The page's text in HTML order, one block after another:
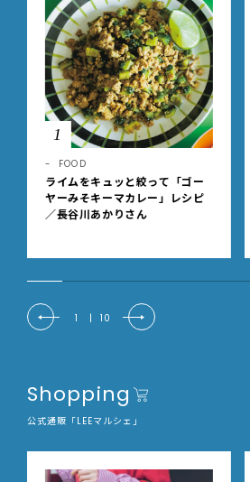
1
FOOD
ライムをキュッと絞って「ゴー
ヤーみそキーマカレー」レシピ
／長谷川あかりさん
1 | 10
Shopping
公式通販「LEEマルシェ」